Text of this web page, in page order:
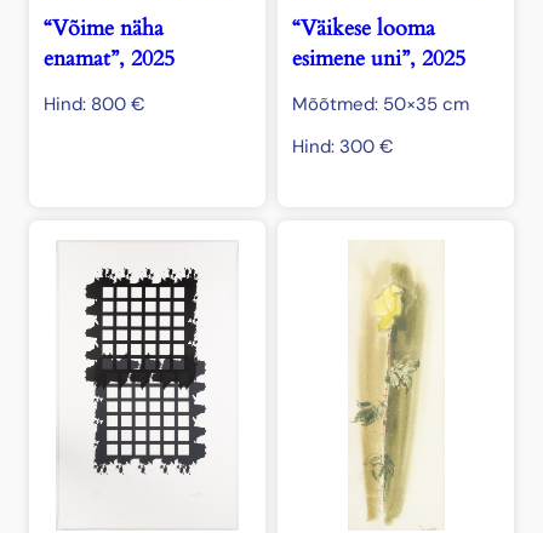
“Võime näha
enamat”, 2025
Hind: 800 €
“Väikese looma
esimene uni”, 2025
Mõõtmed: 50×35 cm
Hind:300€